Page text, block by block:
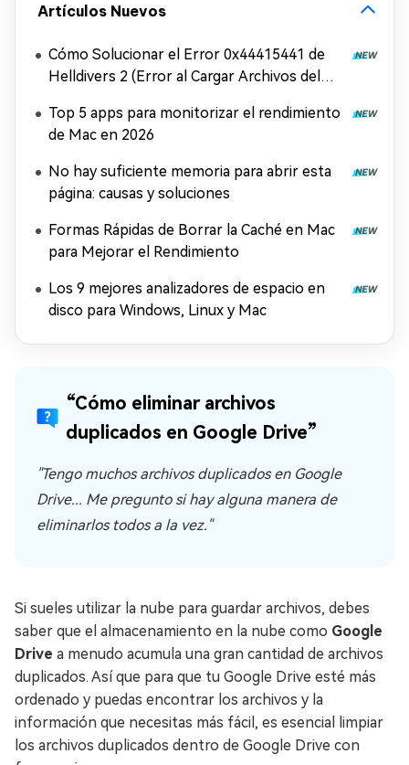
Artículos Nuevos
Cómo Solucionar el Error 0x44415441 de
Helldivers 2 (Error al Cargar Archivos del
Top 5 apps para monitorizar el rendimiento
de Mac en 2026
No hay suficiente memoria para abrir esta
página: causas y soluciones
Formas Rápidas de Borrar la Caché en Mac
para Mejorar el Rendimiento
Los 9 mejores analizadores de espacio en
disco para Windows, Linux y Mac
“Cómo eliminar archivos
duplicados en Google Drive”
"Tengo muchos archivos duplicados en Google
Drive... Me pregunto si hay alguna manera de
eliminarlos todos a la vez."
Si sueles utilizar la nube para guardar archivos, debes
saber que el almacenamiento en la nube como Google
Drive a menudo acumula una gran cantidad de archivos
duplicados. Así que para que tu Google Drive esté más
ordenado y puedas encontrar los archivos y la
información que necesitas más fácil, es esencial limpiar
los archivos duplicados dentro de Google Drive con